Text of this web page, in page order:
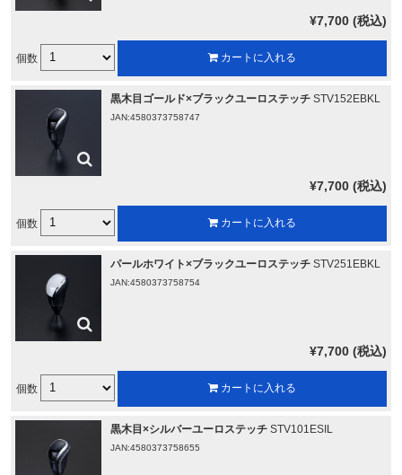
¥7,700 (税込)
個数 カートに入れる
黒木目ゴールド×ブラックユーロステッチSTV152EBKL
JAN:4580373758747
¥7,700 (税込)
個数 カートに入れる
パールホワイト×ブラックユーロステッチSTV251EBKL
JAN:4580373758754
¥7,700 (税込)
個数 カートに入れる
黒木目×シルバーユーロステッチSTV101ESIL
JAN:4580373758655